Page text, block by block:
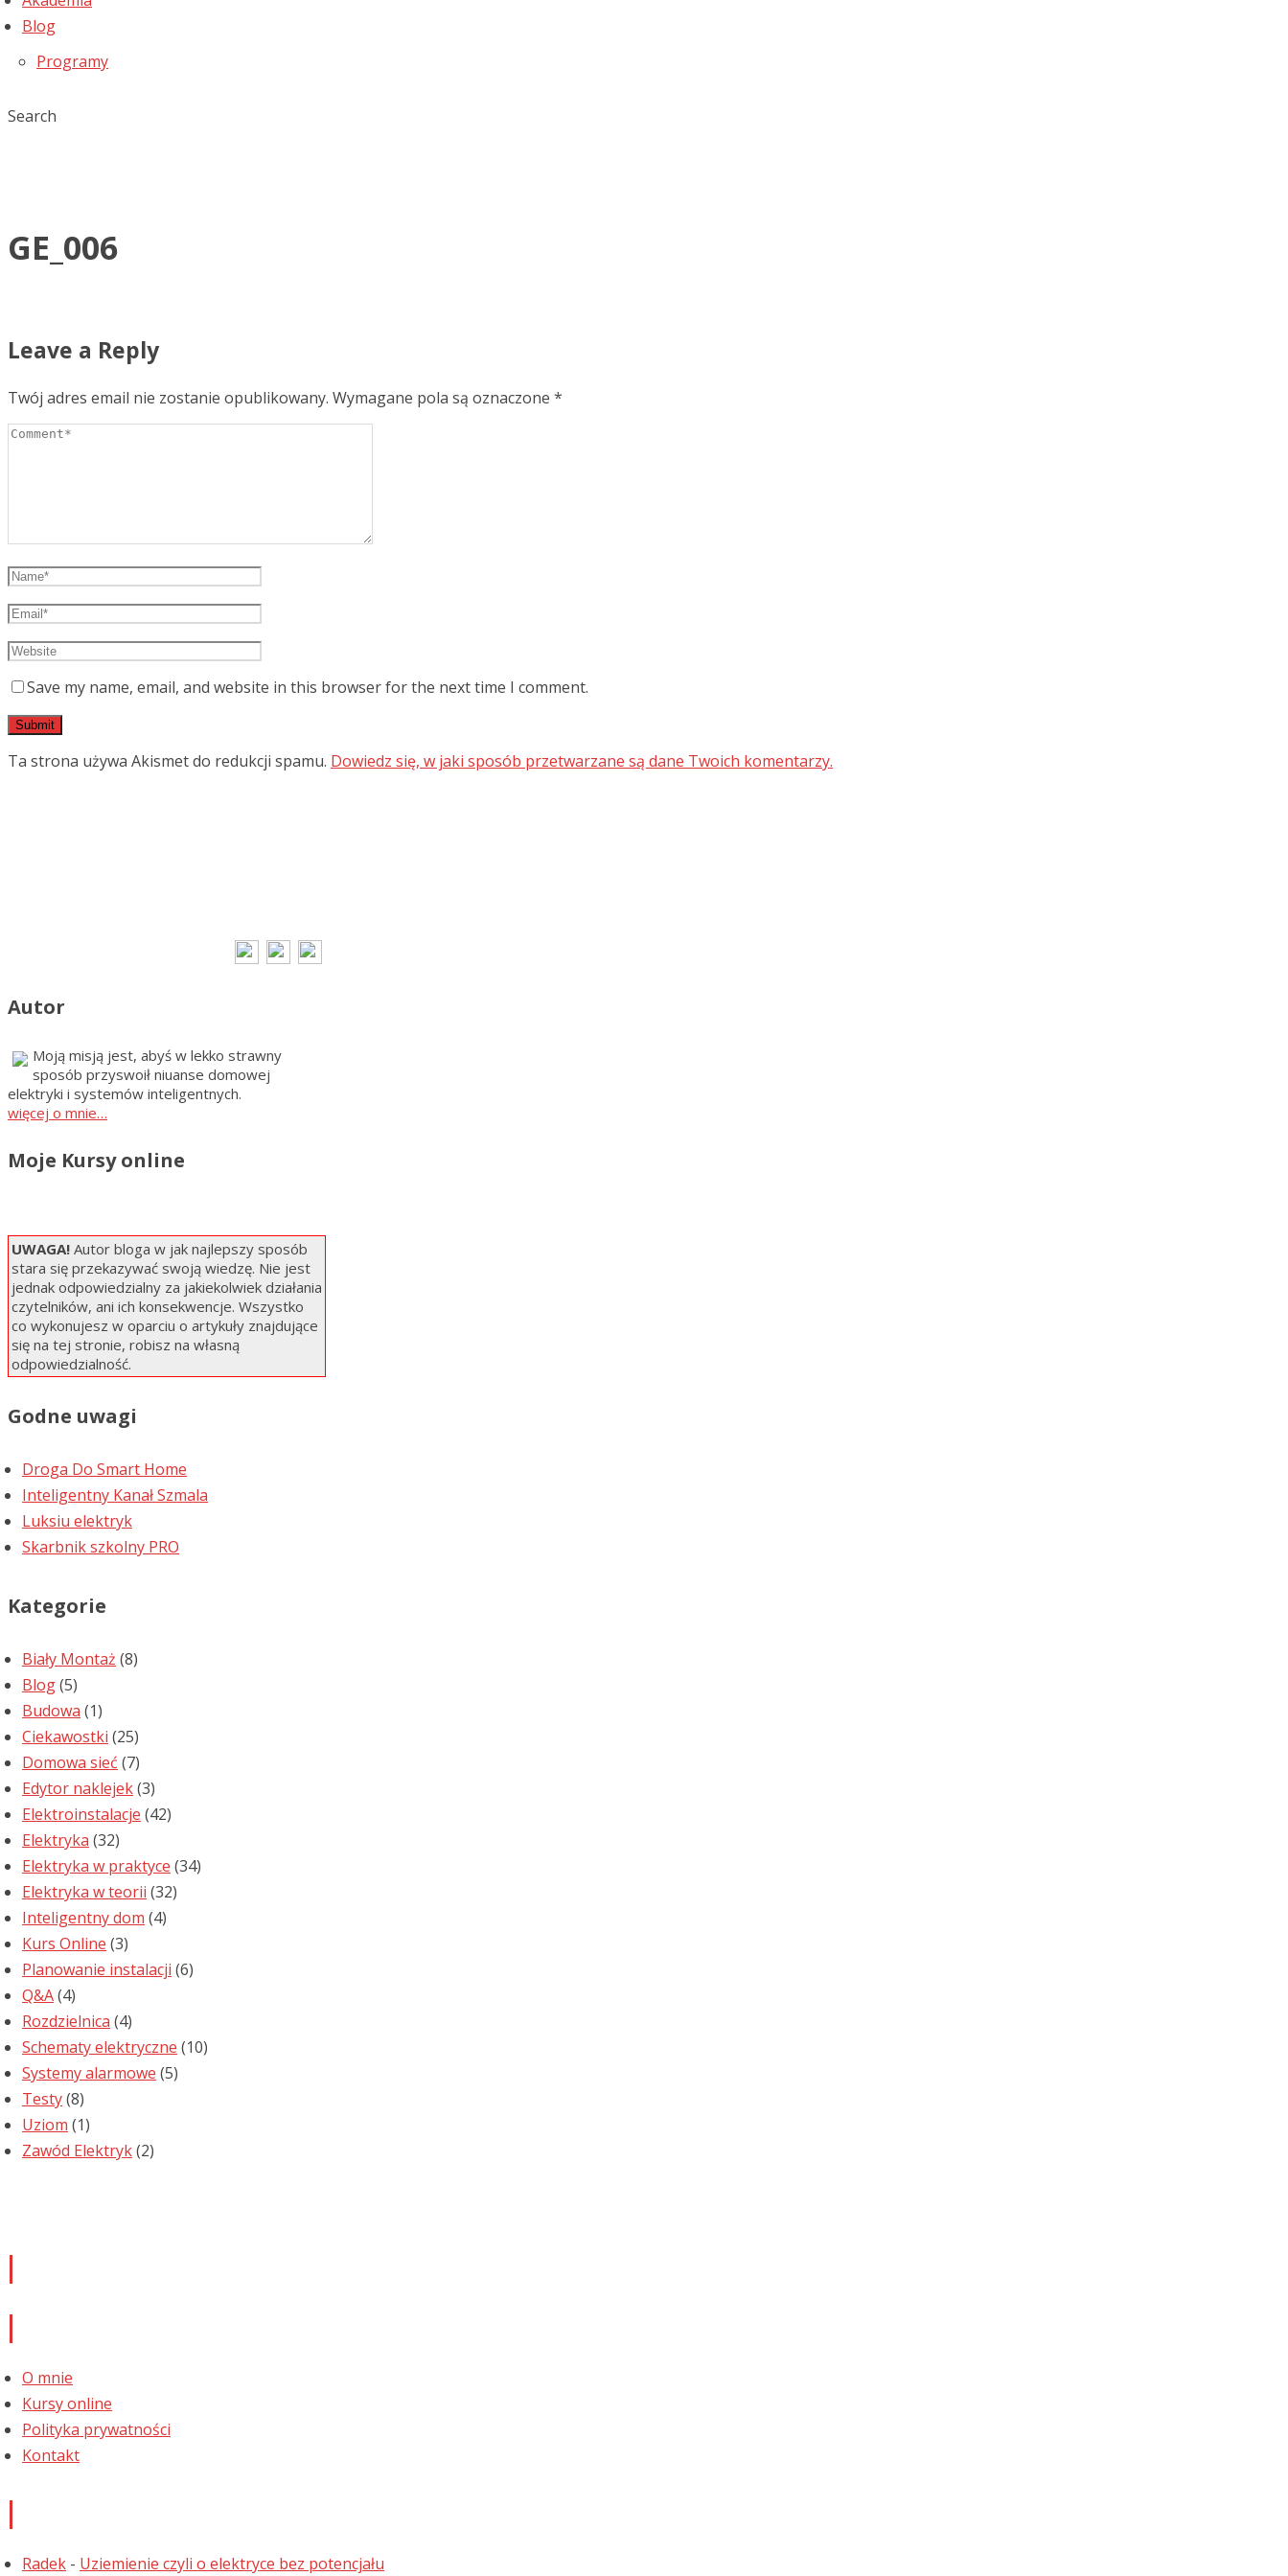
Blog
Programy
Search
GE_006
Leave a Reply
Twój adres email nie zostanie opublikowany. Wymagane pola są oznaczone *
Save my name, email, and website in this browser for the next time I comment.
Ta strona używa Akismet do redukcji spamu. Dowiedz się, w jaki sposób przetwarzane są dane Twoich komentarzy.
Autor
Moją misją jest, abyś w lekko strawny
sposób przyswoił niuanse domowej
elektryki i systemów inteligentnych.
więcej o mnie…
Moje Kursy online
UWAGA! Autor bloga w jak najlepszy sposób
stara się przekazywać swoją wiedzę. Nie jest
jednak odpowiedzialny za jakiekolwiek działania
czytelników, ani ich konsekwencje. Wszystko
co wykonujesz w oparciu o artykuły znajdujące
się na tej stronie, robisz na własną
odpowiedzialność.
Godne uwagi
Droga Do Smart Home
Inteligentny Kanał Szmala
Luksiu elektryk
Skarbnik szkolny PRO
Kategorie
Biały Montaż (8)
Blog(5)
Budowa (1)
Ciekawostki (25)
Domowa sieć (7)
Edytor naklejek(3)
Elektroinstalacje (42)
Elektryka (32)
Elektryka w praktyce (34)
Elektryka w teorii (32)
Inteligentny dom (4)
Kurs Online (3)
Planowanie instalacji (6)
Q&A(4)
Rozdzielnica (4)
Schematy elektryczne (10)
Systemy alarmowe (5)
Testy(8)
Uziom (1)
Zawód Elektryk(2)
O mnie
Kursy online
Polityka prywatności
Kontakt
Radek - Uziemienie czyli o elektryce bez potencjału